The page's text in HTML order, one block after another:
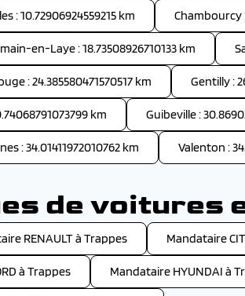
: 10.72906924559215 km Chambourcy
en-Laye : 18.73508926710133 km
: 24.385580471570517 km Gentilly :
km Guibeville :
: 34.01411972010762 km Valenton :
de voitures
RENAULT à Trappes Mandataire
à Trappes Mandataire HYUNDAI à